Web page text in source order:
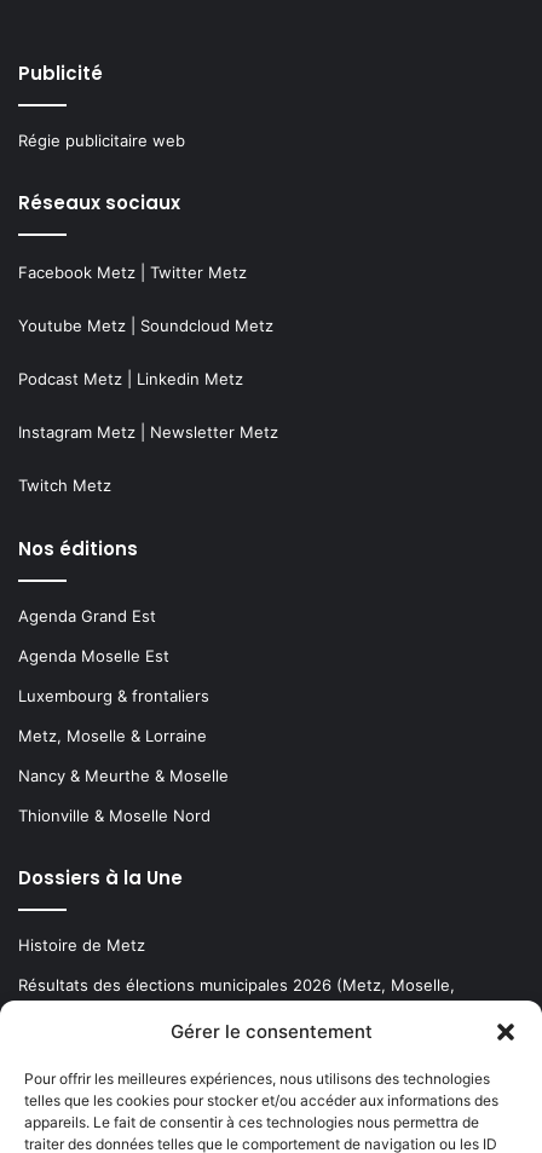
Gérer le consentement
Pour offrir les meilleures expériences, nous utilisons des technologies
telles que les cookies pour stocker et/ou accéder aux informations des
appareils. Le fait de consentir à ces technologies nous permettra de
traiter des données telles que le comportement de navigation ou les ID
Publicité
Régie publicitaire web
Réseaux sociaux
Facebook Metz Twitter Metz
Youtube Metz Soundcloud Metz
Podcast Metz Linkedin Metz
Instagram Metz Newsletter Metz
Twitch Metz
Nos éditions
Agenda Grand Est
Agenda Moselle Est
Luxembourg & frontaliers
Metz, Moselle & Lorraine
Nancy & Meurthe & Moselle
Thionville & Moselle Nord
Dossiers à la Une
Histoire de Metz
Résultats des élections municipales 2026 (Metz, Moselle,
Newsletter gratuite